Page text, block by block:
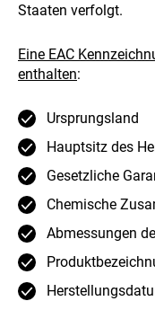
Staaten verfolgt.
Eine EAC
enthalten:
Ursprungsland
Hauptsitz des
Gesetzliche
Chemische
Abmessungen